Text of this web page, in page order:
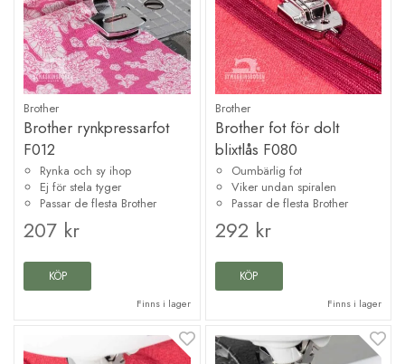
Brother
Brother rynkpressarfot
F012
Rynka och sy ihop
Ej för stela tyger
Passar de flesta Brother
207 kr
KÖP
Finns i lager
Brother
Brother fot för dolt
blixtlås F080
Oumbärlig fot
Viker undan spiralen
Passar de flesta Brother
292 kr
KÖP
Finns i lager